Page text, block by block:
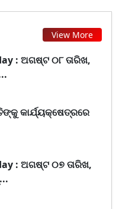
View More
: ଅଗଷ୍ଟ ୦୮ ତାରିଖ,
କାର୍ଯ୍ୟକ୍ଷେତ୍ରରେ
: ଅଗଷ୍ଟ ୦୭ ତାରିଖ,